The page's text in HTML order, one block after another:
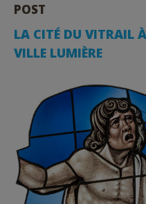
POST
LA CITÉ DU VITRAIL
VILLE LUMIÈRE